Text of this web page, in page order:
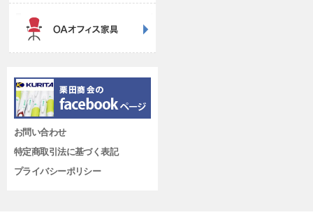
お問い合わせ
特定商取引法に基づく表記
プライバシーポリシー